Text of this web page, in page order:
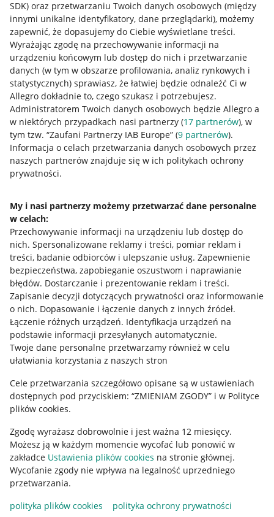
SDK) oraz przetwarzaniu Twoich danych osobowych (między
innymi unikalne identyfikatory, dane przeglądarki), możemy
zapewnić, że dopasujemy do Ciebie wyświetlane treści.
Wyrażając zgodę na przechowywanie informacji na
urządzeniu końcowym lub dostęp do nich i przetwarzanie
danych (w tym w obszarze profilowania, analiz rynkowych i
statystycznych) sprawiasz, że łatwiej będzie odnaleźć Ci w
Allegro dokładnie to, czego szukasz i potrzebujesz.
Administratorem Twoich danych osobowych będzie Allegro a
w niektórych przypadkach nasi partnerzy (17 partnerów), w
tym tzw. “Zaufani Partnerzy IAB Europe” (9 partnerów).
Informacja o celach przetwarzania danych osobowych przez
naszych partnerów znajduje się w ich politykach ochrony
prywatności.
My i nasi partnerzy możemy przetwarzać dane personalne
w celach:
Przechowywanie informacji na urządzeniu lub dostęp do
nich. Spersonalizowane reklamy i treści, pomiar reklam i
treści, badanie odbiorców i ulepszanie usług. Zapewnienie
bezpieczeństwa, zapobieganie oszustwom i naprawianie
błędów. Dostarczanie i prezentowanie reklam i treści.
Zapisanie decyzji dotyczących prywatności oraz informowanie
o nich. Dopasowanie i łączenie danych z innych źródeł.
Łączenie różnych urządzeń. Identyfikacja urządzeń na
podstawie informacji przesyłanych automatycznie.
Twoje dane personalne przetwarzamy również w celu
ułatwiania korzystania z naszych stron
Cele przetwarzania szczegółowo opisane są w ustawieniach
dostępnych pod przyciskiem: “ZMIENIAM ZGODY” i w Polityce
plików cookies.
Zgodę wyrażasz dobrowolnie i jest ważna 12 miesięcy.
Możesz ją w każdym momencie wycofać lub ponowić w
zakładce Ustawienia plików cookies na stronie głównej.
Wycofanie zgody nie wpływa na legalność uprzedniego
przetwarzania.
polityka plików cookies
polityka ochrony prywatności
Przydatne informacje
Jak to działa
Allegro Gadane dla sprzedających
Allegro Gadane dla kupujących
Mapa miejscowości
Informacje prawne
Regulamin
Polityka plików "cookies"
Ustawienia plików "cookies"
Udostępnianie lokalizacji
Informacje dla Aktu o Usługach Cyfrowych
Pobierz aplikację